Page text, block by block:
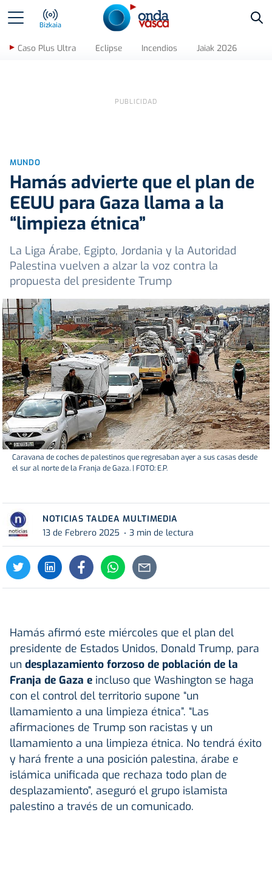
Bizkaia
Caso Plus Ultra Eclipse Incendios Jaiak 2026
MUNDO
Hamás advierte que el plan de
EEUU para Gaza llama a la
“limpieza étnica”
La Liga Árabe, Egipto, Jordania y la Autoridad
Palestina vuelven a alzar la voz contra la
propuesta del presidente Trump
Caravana de coches de palestinos que regresaban ayer a sus casas desde
el sur al norte de la Franja de Gaza. | FOTO: E.P.
NOTICIAS TALDEA MULTIMEDIA
13 de Febrero 2025
3 min de lectura
Hamás afirmó este miércoles que el plan del
presidente de Estados Unidos, Donald Trump, para
un desplazamiento forzoso de población de la
Franja de Gaza e incluso que Washington se haga
con el control del territorio supone “un
llamamiento a una limpieza étnica”. “Las
afirmaciones de Trump son racistas y un
llamamiento a una limpieza étnica. No tendrá éxito
y hará frente a una posición palestina, árabe e
islámica unificada que rechaza todo plan de
desplazamiento”, aseguró el grupo islamista
palestino a través de un comunicado.